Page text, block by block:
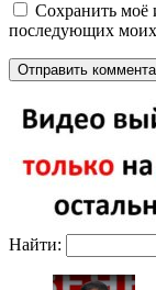
Сохранить моё
последующих
Найти: